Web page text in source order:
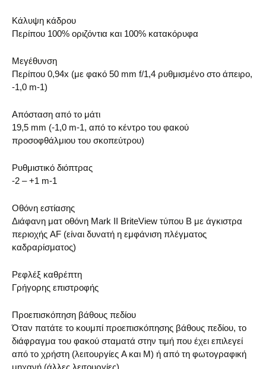
Κάλυψη κάδρου
Περίπου 100% οριζόντια και 100% κατακόρυφα
Μεγέθυνση
Περίπου 0,94x (με φακό 50 mm f/1,4 ρυθμισμένο στο άπειρο,
-1,0 m-1)
Απόσταση από το μάτι
19,5 mm (-1,0 m-1, από το κέντρο του φακού
προσοφθάλμιου του σκοπεύτρου)
Ρυθμιστικό διόπτρας
-2 – +1 m-1
Οθόνη εστίασης
Διάφανη ματ οθόνη Mark II BriteView τύπου Β με άγκιστρα
περιοχής AF (είναι δυνατή η εμφάνιση πλέγματος
καδραρίσματος)
Ρεφλέξ καθρέπτη
Γρήγορης επιστροφής
Προεπισκόπηση βάθους πεδίου
Όταν πατάτε το κουμπί προεπισκόπησης βάθους πεδίου, το
διάφραγμα του φακού σταματά στην τιμή που έχει επιλεγεί
από το χρήστη (λειτουργίες A και M) ή από τη φωτογραφική
μηχανή (άλλες λειτουργίες)